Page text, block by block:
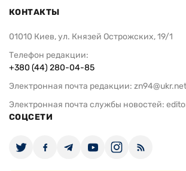
КОНТАКТЫ
01010 Киев, ул. Князей Острожских, 19/1
Телефон редакции:
+380 (44) 280-04-85
Электронная почта редакции: zn94@ukr.net
Электронная почта службы новостей:
СОЦСЕТИ